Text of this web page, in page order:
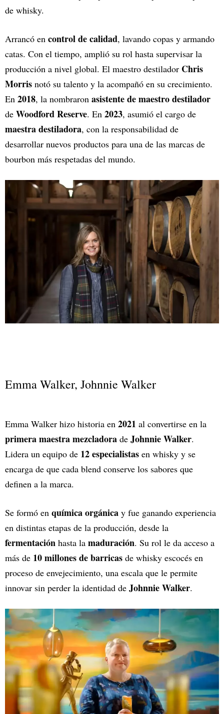
de whisky.
Arrancó en control de calidad, lavando copas y armando
catas. Con el tiempo, amplió su rol hasta supervisar la
producción a nivel global. El maestro destilador Chris
Morris notó su talento y la acompañó en su crecimiento.
En 2018, la nombraron asistente de maestro destilador
de Woodford Reserve. En 2023, asumió el cargo de
maestra destiladora, con la responsabilidad de
desarrollar nuevos productos para una de las marcas de
bourbon más respetadas del mundo.
Emma Walker, Johnnie Walker
Emma Walker hizo historia en 2021 al convertirse en la
primera maestra mezcladora de Johnnie Walker.
Lidera un equipo de 12 especialistas en whisky y se
encarga de que cada blend conserve los sabores que
definen a la marca.
Se formó en química orgánica y fue ganando experiencia
en distintas etapas de la producción, desde la
fermentación hasta la maduración. Su rol le da acceso a
más de 10 millones de barricas de whisky escocés en
proceso de envejecimiento, una escala que le permite
innovar sin perder la identidad de Johnnie Walker.